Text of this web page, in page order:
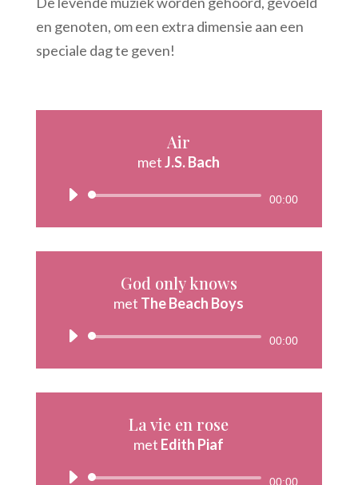
en genoten, om een extra dimensie aan een
speciale dag te geven!
Air
metJ.S. Bach
Audiospeler 00:00
God only knows
met The Beach Boys
Audiospeler 00:00
La vie en rose
met Edith Piaf
Audiospeler 00:00